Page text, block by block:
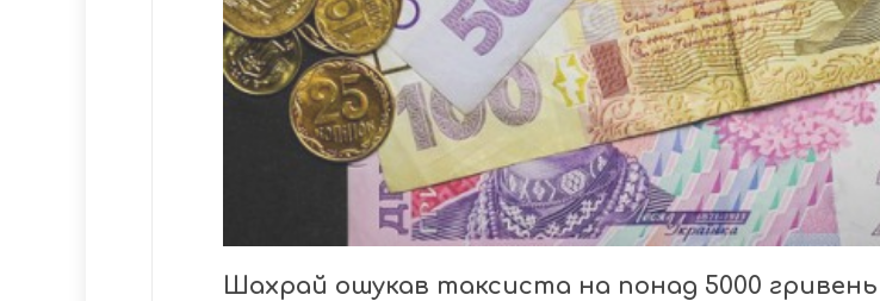
Шахрай ошукав таксиста на понад 5000 гривень